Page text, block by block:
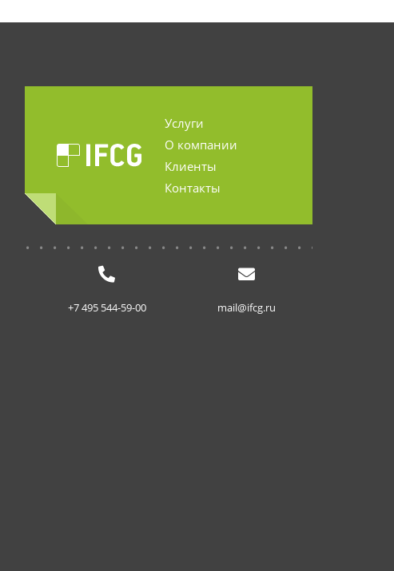
Услуги
О компании
Клиенты
Контакты
+7 495 544-59-00 mail@ifcg.ru